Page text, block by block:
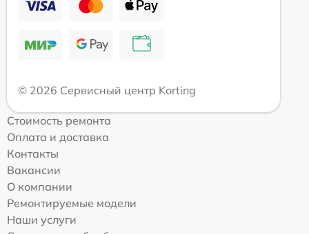
© 2026 Сервисный центр Korting
Стоимость ремонта
Оплата и доставка
Контакты
Вакансии
О компании
Ремонтируемые модели
Наши услуги